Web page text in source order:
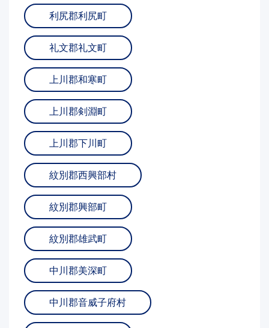
利尻郡利尻町
礼文郡礼文町
上川郡和寒町
上川郡剣淵町
上川郡下川町
紋別郡西興部村
紋別郡興部町
紋別郡雄武町
中川郡美深町
中川郡音威子府村